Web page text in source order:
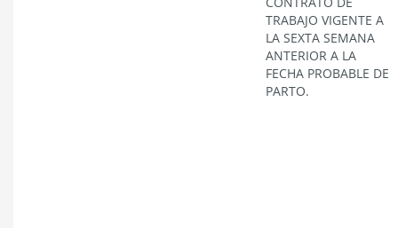
TRABAJO VIGENTE A
LA SEXTA SEMANA
ANTERIOR A LA
FECHA PROBABLE DE
PARTO.